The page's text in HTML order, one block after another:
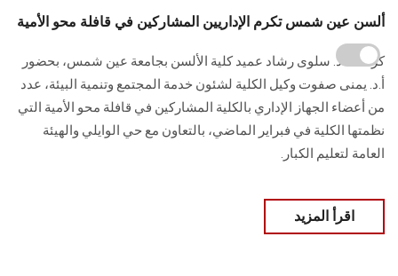
ألسن عين شمس تكرم الإداريين المشاركين في قافلة محو الأمية
كرمت أ.د. سلوى رشاد عميد كلية الألسن بجامعة عين شمس، بحضور
أ.د. يمنى صفوت وكيل الكلية لشئون خدمة المجتمع وتنمية البيئة، عدد
من أعضاء الجهاز الإداري بالكلية المشاركين في قافلة محو الأمية التي
نظمتها الكلية في فبراير الماضي، بالتعاون مع حي الوايلي والهيئة
العامة لتعليم الكبار.
اقرأ المزيد